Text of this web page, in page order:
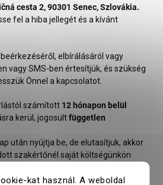
kat használ. A weboldal
cesta 2, 90301 Senec, Szlovákia.
fel a hiba jellegét és a kívánt
elbírálásáról vagy
vagy SMS-ben értesítjük, és szükség
Önnel a kapcsolatot.
számított 12 hónapon belül
kerül, jogosultfüggetlen
után nyújtja be, de elutasítjuk, akkor
szakértőnél saját költségünkön